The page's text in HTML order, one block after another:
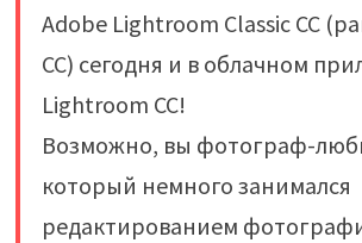
Adobe Lightroom Classic CC
CC) сегодня и в облачном
Lightroom CC!
Возможно, вы фотограф-
который немного занимался
редактированием